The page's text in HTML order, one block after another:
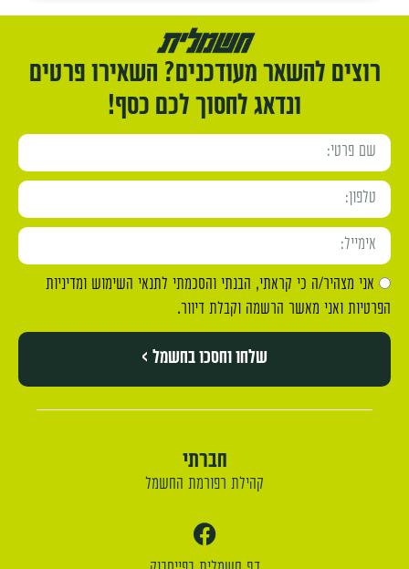
רוצים להשאר מעודכנים? השאירו פרטים
ונדאג לחסוך לכם כסף!
אני מצהיר/ה כי קראתי, הבנתי והסכמתי לתנאי השימוש ומדיניות
הפרטיות ואני מאשר הרשמה וקבלת דיוור.
שלחו וחסכו בחשמל >
חברתי
קהילת רפורמת החשמל